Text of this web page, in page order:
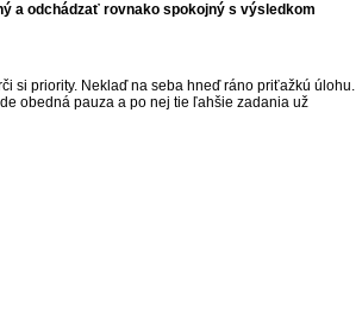
a odchádzať rovnako spokojný s výsledkom
si priority. Neklaď na seba hneď ráno priťažkú úlohu.
obedná pauza a po nej tie ľahšie zadania už